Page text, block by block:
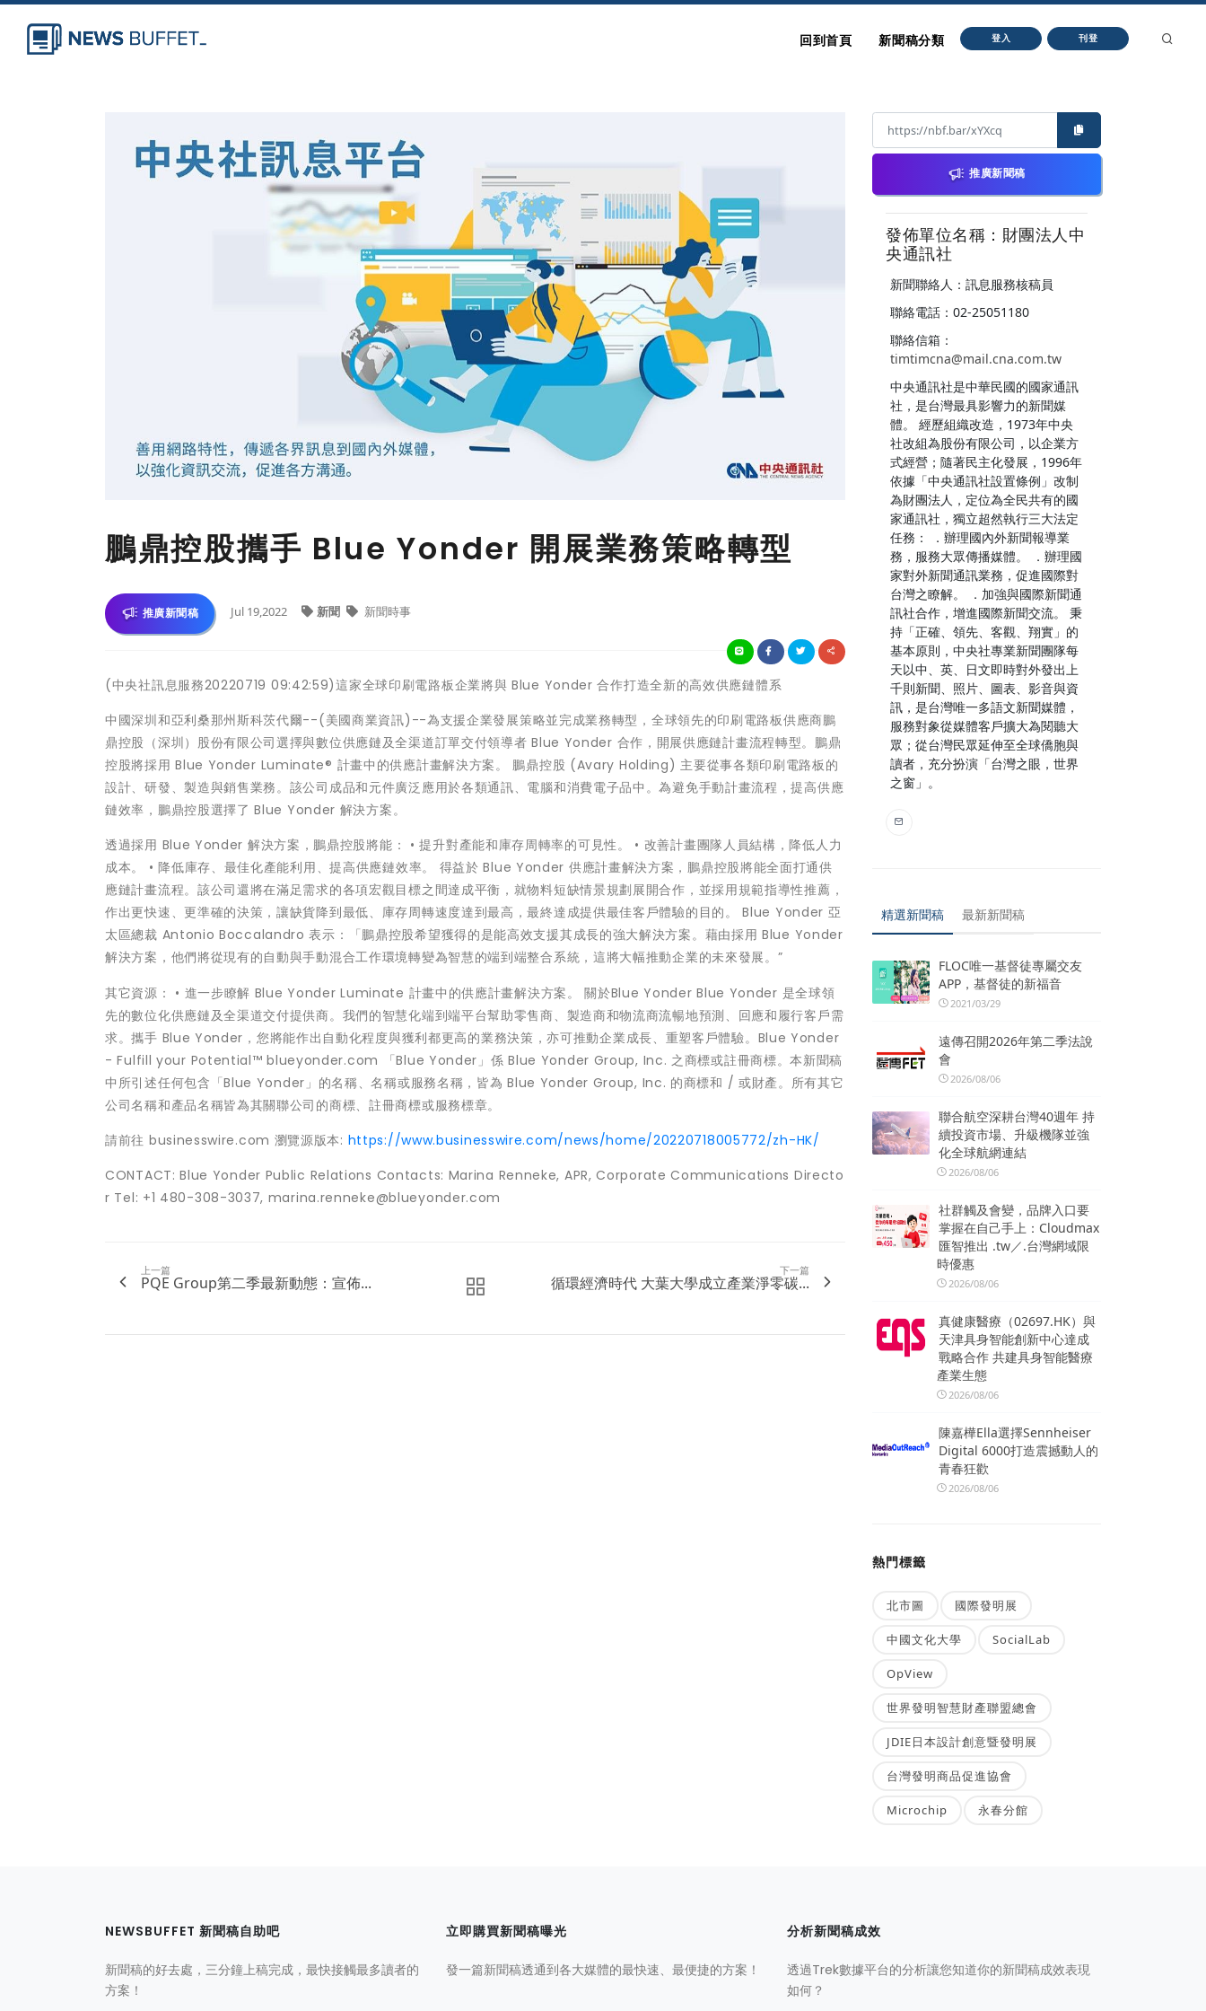
回到首頁 新聞稿分類 登入 刊登
鵬鼎控股攜手 Blue Yonder 開展業務策略轉型
推廣新聞稿 Jul 19,2022 新聞 新聞時事
(中央社訊息服務20220719 09:42:59)這家全球印刷電路板企業將與 Blue Yonder 合作打造全新的高效供應鏈體系
中國深圳和亞利桑那州斯科茨代爾--(美國商業資訊)--為支援企業發展策略並完成業務轉型，全球領先的印刷電路板供應商鵬
鼎控股（深圳）股份有限公司選擇與數位供應鏈及全渠道訂單交付領導者 Blue Yonder 合作，開展供應鏈計畫流程轉型。鵬鼎
控股將採用 Blue Yonder Luminate® 計畫中的供應計畫解決方案。 鵬鼎控股 (Avary Holding) 主要從事各類印刷電路板的
設計、研發、製造與銷售業務。該公司成品和元件廣泛應用於各類通訊、電腦和消費電子品中。為避免手動計畫流程，提高供應
鏈效率，鵬鼎控股選擇了 Blue Yonder 解決方案。
透過採用 Blue Yonder 解決方案，鵬鼎控股將能： • 提升對產能和庫存周轉率的可見性。 • 改善計畫團隊人員結構，降低人力
成本。 • 降低庫存、最佳化產能利用、提高供應鏈效率。 得益於 Blue Yonder 供應計畫解決方案，鵬鼎控股將能全面打通供
應鏈計畫流程。該公司還將在滿足需求的各項宏觀目標之間達成平衡，就物料短缺情景規劃展開合作，並採用規範指導性推薦，
作出更快速、更準確的決策，讓缺貨降到最低、庫存周轉速度達到最高，最終達成提供最佳客戶體驗的目的。 Blue Yonder 亞
太區總裁 Antonio Boccalandro 表示：「鵬鼎控股希望獲得的是能高效支援其成長的強大解決方案。藉由採用 Blue Yonder
解決方案，他們將從現有的自動與手動混合工作環境轉變為智慧的端到端整合系統，這將大幅推動企業的未來發展。”
其它資源： • 進一步瞭解 Blue Yonder Luminate 計畫中的供應計畫解決方案。 關於Blue Yonder Blue Yonder 是全球領
先的數位化供應鏈及全渠道交付提供商。我們的智慧化端到端平台幫助零售商、製造商和物流商流暢地預測、回應和履行客戶需
求。攜手 Blue Yonder，您將能作出自動化程度與獲利都更高的業務決策，亦可推動企業成長、重塑客戶體驗。Blue Yonder
- Fulfill your Potential™ blueyonder.com 「Blue Yonder」係 Blue Yonder Group, Inc. 之商標或註冊商標。本新聞稿
中所引述任何包含「Blue Yonder」的名稱、名稱或服務名稱，皆為 Blue Yonder Group, Inc. 的商標和 / 或財產。所有其它
公司名稱和產品名稱皆為其關聯公司的商標、註冊商標或服務標章。
請前往 businesswire.com 瀏覽源版本: https://www.businesswire.com/news/home/20220718005772/zh-HK/
CONTACT: Blue Yonder Public Relations Contacts: Marina Renneke, APR, Corporate Communications Directo
r Tel: +1 480-308-3037, marina.renneke@blueyonder.com
上一篇
PQE Group第二季最新動態：宣佈...
下一篇
循環經濟時代 大葉大學成立產業淨零碳...
推廣新聞稿
發佈單位名稱：財團法人中
央通訊社
新聞聯絡人：訊息服務核稿員
聯絡電話：02-25051180
聯絡信箱：
timtimcna@mail.cna.com.tw
中央通訊社是中華民國的國家通訊
社，是台灣最具影響力的新聞媒
體。 經歷組織改造，1973年中央
社改組為股份有限公司，以企業方
式經營；隨著民主化發展，1996年
依據「中央通訊社設置條例」改制
為財團法人，定位為全民共有的國
家通訊社，獨立超然執行三大法定
任務： ．辦理國內外新聞報導業
務，服務大眾傳播媒體。 ．辦理國
家對外新聞通訊業務，促進國際對
台灣之瞭解。 ．加強與國際新聞通
訊社合作，增進國際新聞交流。 秉
持「正確、領先、客觀、翔實」的
基本原則，中央社專業新聞團隊每
天以中、英、日文即時對外發出上
千則新聞、照片、圖表、影音與資
訊，是台灣唯一多語文新聞媒體，
服務對象從媒體客戶擴大為閱聽大
眾；從台灣民眾延伸至全球僑胞與
讀者，充分扮演「台灣之眼，世界
之窗」。
精選新聞稿 最新新聞稿
FLOC唯一基督徒專屬交友
APP，基督徒的新福音
2021/03/29
遠傳召開2026年第二季法說
會
2026/08/06
聯合航空深耕台灣40週年 持
續投資市場、升級機隊並強
化全球航網連結
2026/08/06
社群觸及會變，品牌入口要
掌握在自己手上：Cloudmax
匯智推出 .tw／.台灣網域限
時優惠
2026/08/06
真健康醫療（02697.HK）與
天津具身智能創新中心達成
戰略合作 共建具身智能醫療
產業生態
2026/08/06
陳嘉樺Ella選擇Sennheiser
Digital 6000打造震撼動人的
青春狂歡
2026/08/06
熱門標籤
北市圖 國際發明展
中國文化大學 SocialLab
OpView
世界發明智慧財產聯盟總會
JDIE日本設計創意暨發明展
台灣發明商品促進協會
Microchip 永春分館
NEWSBUFFET 新聞稿自助吧
新聞稿的好去處，三分鐘上稿完成，最快接觸最多讀者的
方案！
立即購買新聞稿曝光
發一篇新聞稿透通到各大媒體的最快速、最便捷的方案！
分析新聞稿成效
透過Trek數據平台的分析讓您知道你的新聞稿成效表現
如何？